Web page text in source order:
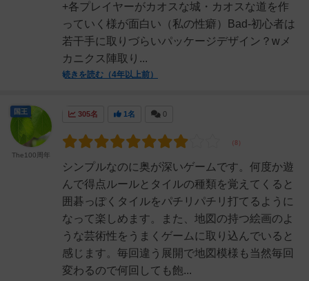
+各プレイヤーがカオスな城・カオスな道を作
っていく様が面白い（私の性癖）Bad-初心者は
若干手に取りづらいパッケージデザイン？wメ
カニクス陣取り...
続きを読む（4年以上前）
305名 1名 0
シンプルなのに奥が深いゲームです。何度か遊
んで得点ルールとタイルの種類を覚えてくると
囲碁っぽくタイルをパチリパチリ打てるように
なって楽しめます。また、地図の持つ絵画のよ
うな芸術性をうまくゲームに取り込んでいると
感じます。毎回違う展開で地図模様も当然毎回
変わるので何回しても飽...
国王
The100周年